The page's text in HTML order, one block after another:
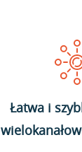
Łatwa i